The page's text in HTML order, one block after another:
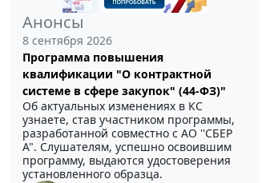
Анонсы
8 сентября 2026
Программа повышения
квалификации "О контрактной
системе в сфере закупок" (44-ФЗ)"
Об актуальных изменениях в КС
узнаете, став участником программы,
разработанной совместно с АО ''СБЕР
А". Слушателям, успешно освоившим
программу, выдаются удостоверения
установленного образца.